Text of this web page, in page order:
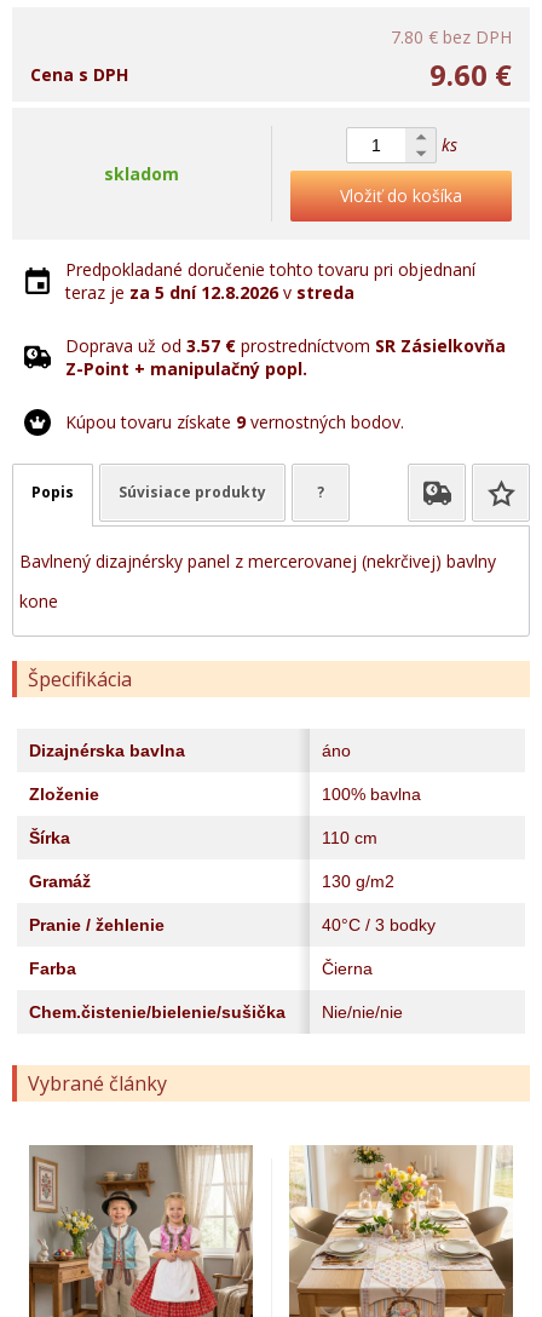
7.80 € bez DPH
9.60 €
Cena s DPH
skladom
ks
Vložiť do košíka
Predpokladané doručenie tohto tovaru pri objednaní
teraz je za 5 dní 12.8.2026v streda
Doprava už od 3.57 € prostredníctvom SR Zásielkovňa
Z-Point + manipulačný popl.
Kúpou tovaru získate 9vernostných bodov.
Popis Súvisiace produkty ?
Bavlnený dizajnérsky panel z mercerovanej (nekrčivej) bavlny
kone
Špecifikácia
Dizajnérska bavlna áno
Zloženie 100% bavlna
Šírka 110 cm
Gramáž 130 g/m2
Pranie / žehlenie 40°C / 3 bodky
Farba Čierna
Chem.čistenie/bielenie/sušička Nie/nie/nie
Vybrané články